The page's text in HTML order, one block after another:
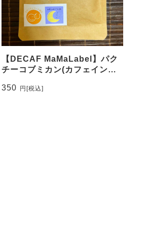
【DECAF MaMaLabel】パク
チーコブミカン(カフェインレ
350 円[税込]